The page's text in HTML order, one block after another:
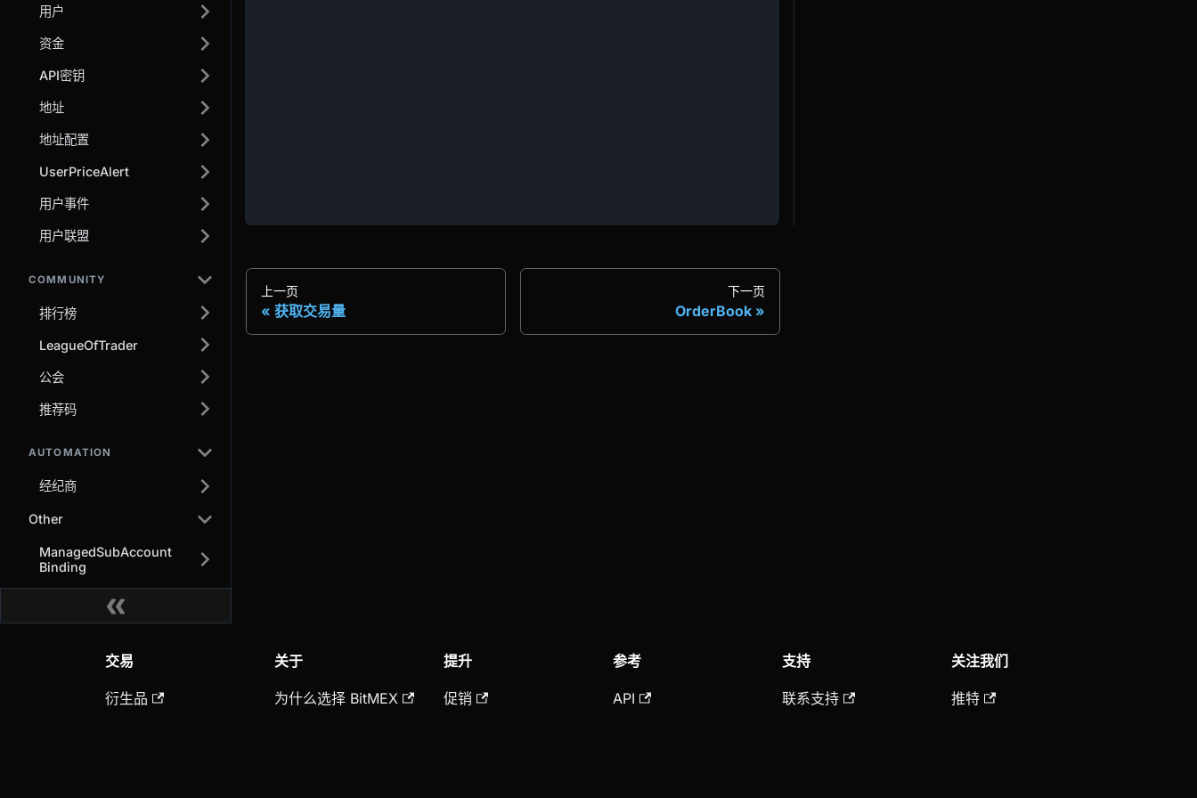
用户
资金
API密钥
地址
地址配置
UserPriceAlert
用户事件
用户联盟
COMMUNITY
排行榜
LeagueOfTrader
公会
推荐码
AUTOMATION
经纪商
Other
ManagedSubAccount
Binding
上一页
获取交易量
下一页
OrderBook
交易
衍生品
关于
为什么选择 BitMEX
提升
促销
参考
API
支持
联系支持
关注我们
推特